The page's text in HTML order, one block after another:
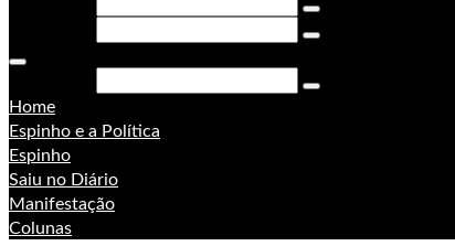
Home
Espinho e a Política
Espinho
Saiu no Diário
Manifestação
Colunas